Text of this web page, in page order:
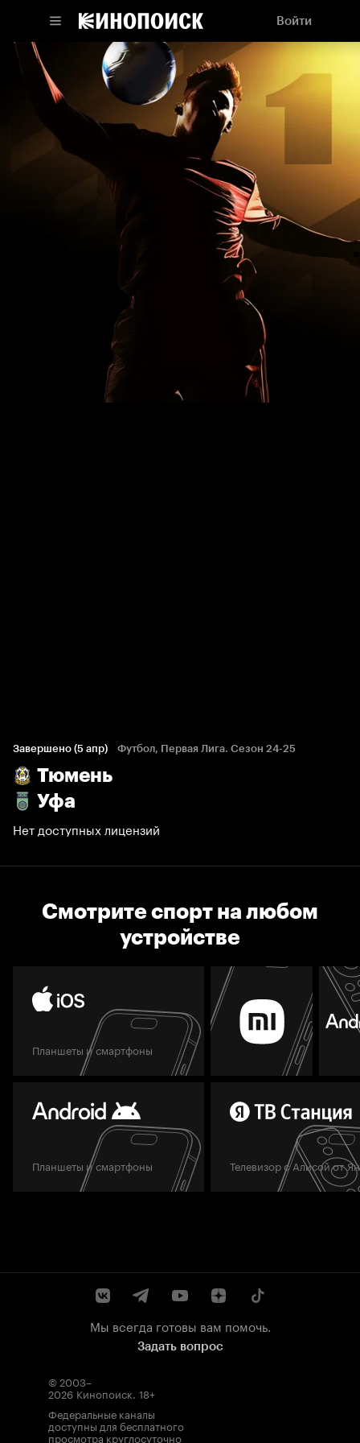
Войти
Завершено (5 апр) Футбол, Первая Лига. Сезон 24-25
Тюмень
Уфа
Нет доступных лицензий
Смотрите спорт на любом
устройстве
Планшеты и смартфоны
Планшеты и смартфоны Телевизор с Алисой от
Мы всегда готовы вам помочь.
Задать вопрос
© 2003–
2026 Кинопоиск. 18+
Федеральные каналы
доступны для бесплатного
просмотра круглосуточно